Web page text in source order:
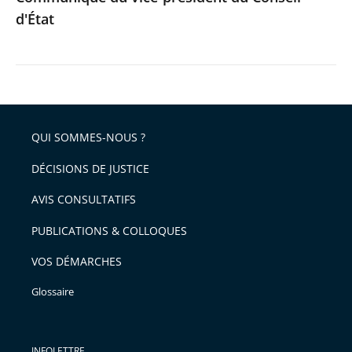
d'État
QUI SOMMES-NOUS ?
DÉCISIONS DE JUSTICE
AVIS CONSULTATIFS
PUBLICATIONS & COLLOQUES
VOS DÉMARCHES
Glossaire